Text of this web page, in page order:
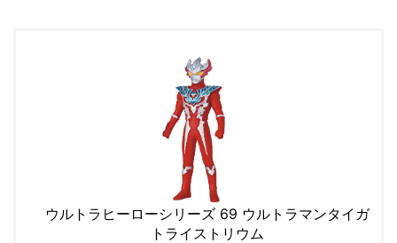
ウルトラヒーローシリーズ 69 ウルトラマンタイガ
トライストリウム